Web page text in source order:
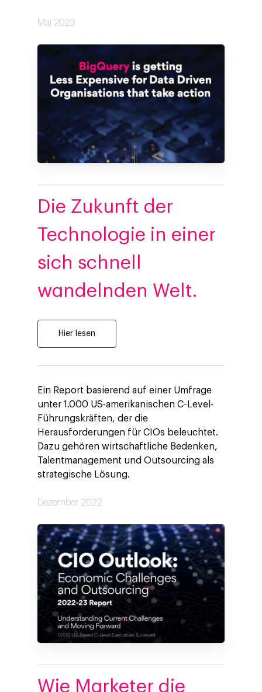
Mai 2023
Die Zukunft der
Technologie in einer
sich schnell
wandelnden Welt.
Hier lesen
Ein Report basierend auf einer Umfrage
unter 1.000 US-amerikanischen C-Level-
Führungskräften, der die
Herausforderungen für CIOs beleuchtet.
Dazu gehören wirtschaftliche Bedenken,
Talentmanagement und Outsourcing als
strategische Lösung.
Dezember 2022
Wie Marketer die